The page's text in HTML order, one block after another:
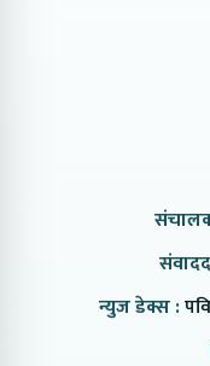
न्युज डेक्स :